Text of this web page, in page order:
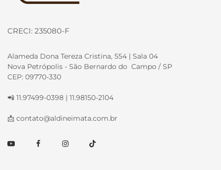
CRECI: 235080-F
Alameda Dona Tereza Cristina, 554 | Sala 04
Nova Petrópolis - São Bernardo do Campo / SP
CEP: 09770-330
📲 11.97499-0398 | 11.98150-2104
📩 contato@aldineimata.com.br
YoutubeFacebookInstagramTikTok